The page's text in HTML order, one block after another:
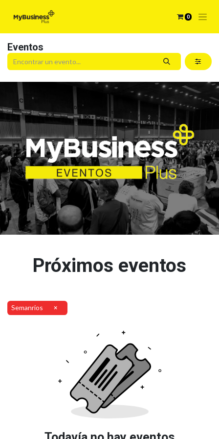
0
Eventos
Próximos eventos
Semanrios ×